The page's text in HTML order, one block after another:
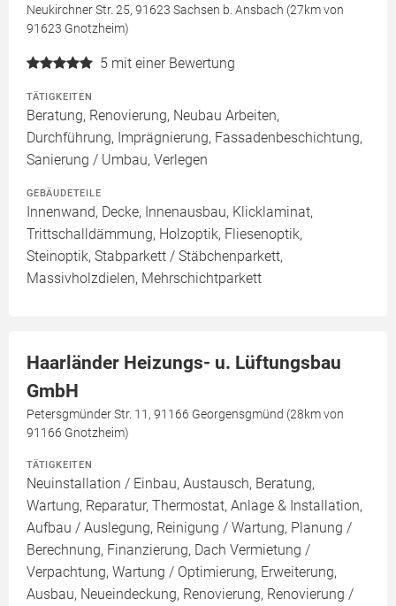
Neukirchner Str. 25, 91623 Sachsen b. Ansbach (27km von
91623 Gnotzheim)
5 mit einer Bewertung
TÄTIGKEITEN
Beratung, Renovierung, Neubau Arbeiten,
Durchführung, Imprägnierung, Fassadenbeschichtung,
Sanierung / Umbau, Verlegen
GEBÄUDETEILE
Innenwand, Decke, Innenausbau, Klicklaminat,
Trittschalldämmung, Holzoptik, Fliesenoptik,
Steinoptik, Stabparkett / Stäbchenparkett,
Massivholzdielen, Mehrschichtparkett
Haarländer Heizungs- u. Lüftungsbau
GmbH
Petersgmünder Str. 11, 91166 Georgensgmünd (28km von
91166 Gnotzheim)
TÄTIGKEITEN
Neuinstallation / Einbau, Austausch, Beratung,
Wartung, Reparatur, Thermostat, Anlage & Installation,
Aufbau / Auslegung, Reinigung / Wartung, Planung /
Berechnung, Finanzierung, Dach Vermietung /
Verpachtung, Wartung / Optimierung, Erweiterung,
Ausbau, Neueindeckung, Renovierung, Renovierung /